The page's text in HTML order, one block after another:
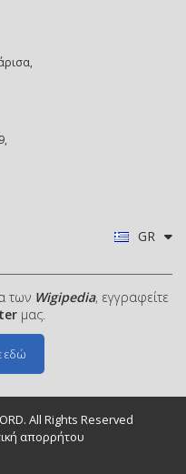
GR
τωνWigipedia, εγγραφείτε
μας.
εδώ
All Rights Reserved
απορρήτου